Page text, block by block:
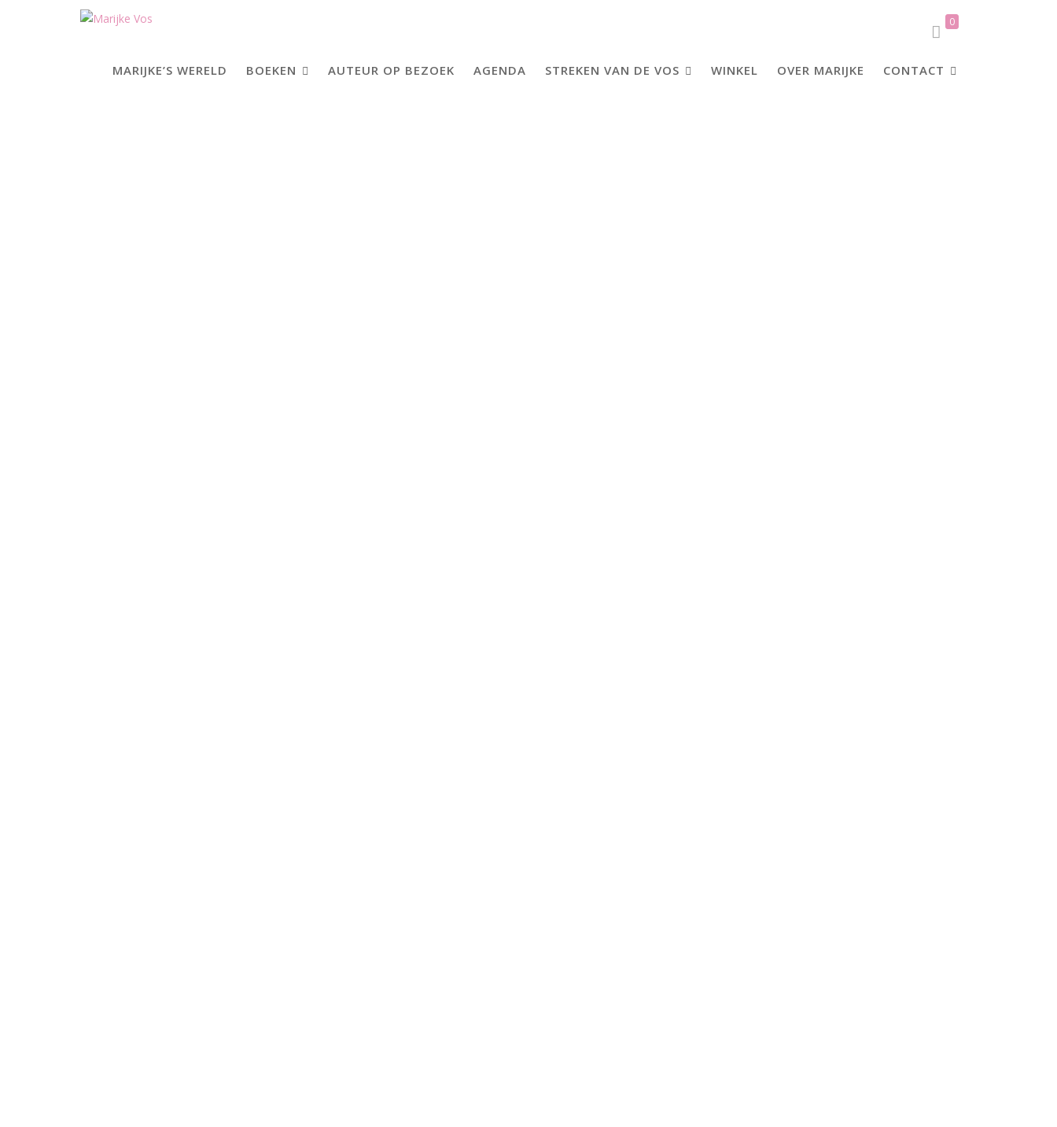
0
MARIJKE’S WERELD BOEKEN AUTEUR OP BEZOEK AGENDA STREKEN VAN DE VOS WINKEL OVER MARIJKE CONTACT